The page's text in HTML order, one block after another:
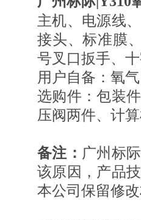
主机、电源线
接头、标准膜
号叉口扳手、
用户自备：氧
选购件：包装
压阀两件、计
备注： 广州标
该原因，产品
本公司保留修